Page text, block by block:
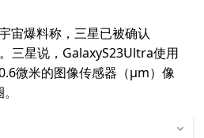
爆料称，三星已被确认
三星说，GalaxyS23Ultra使用
微米的图像传感器（μm）像